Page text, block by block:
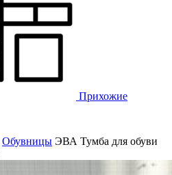
Прихожие
Обувницы ЭВА Тумба для обуви